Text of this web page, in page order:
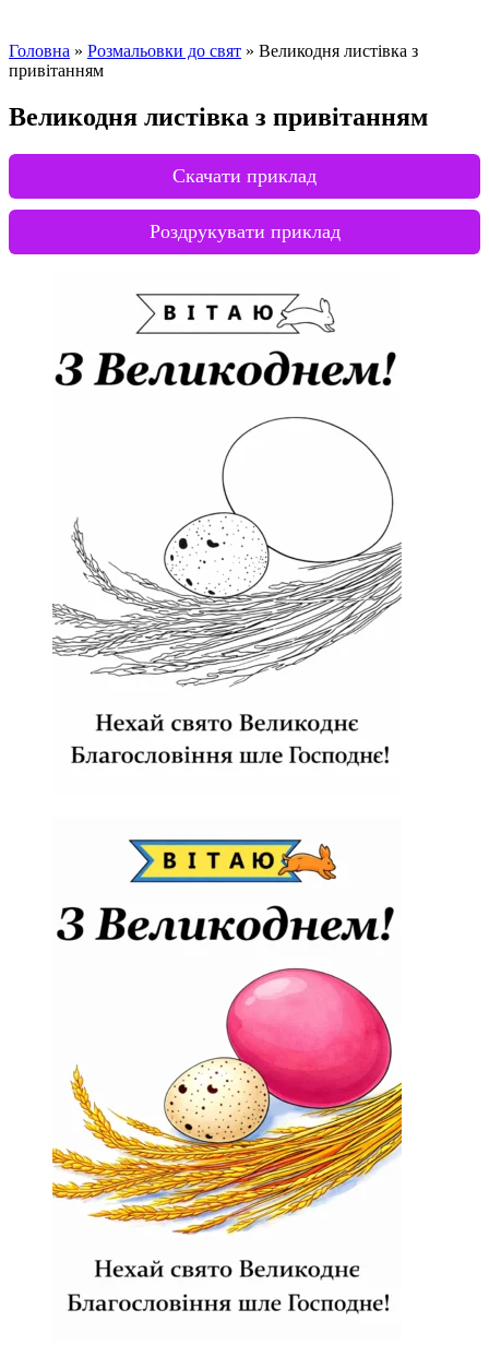
Головна » Розмальовки до свят » Великодня листівка з
привітанням
Великодня листівка з привітанням
Скачати приклад
Роздрукувати приклад